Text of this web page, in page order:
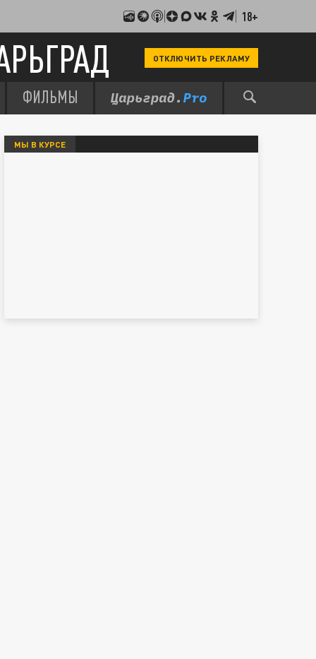
18+
ОТКЛЮЧИТЬ РЕКЛАМУ
ФИЛЬМЫ
МЫ В КУРСЕ